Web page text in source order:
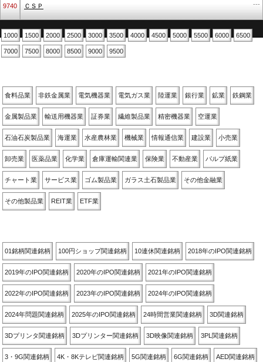
9740 ＣＳＰ
---
1000 1500 2000 2500 3000 3500 4000 4500 5000 5500 6000 6500
7000 7500 8000 8500 9000 9500
食料品業 非鉄金属業 電気機器業 電気ガス業 陸運業 銀行業 鉱業 鉄鋼業
金属製品業 輸送用機器業 証券業 繊維製品業 精密機器業 空運業
石油石炭製品業 海運業 水産農林業 機械業 情報通信業 建設業 小売業
卸売業 医薬品業 化学業 倉庫運輸関連業 保険業 不動産業 パルプ紙業
チャート業 サービス業 ゴム製品業 ガラス土石製品業 その他金融業
その他製品業 REIT業 ETF業
01銘柄関連銘柄 100円ショップ関連銘柄 10連休関連銘柄 2018年のIPO関連銘柄
2019年のIPO関連銘柄 2020年のIPO関連銘柄 2021年のIPO関連銘柄
2022年のIPO関連銘柄 2023年のIPO関連銘柄 2024年のIPO関連銘柄
2024年問題関連銘柄 2025年のIPO関連銘柄 24時間営業関連銘柄 3D関連銘柄
3Dプリンタ関連銘柄 3Dプリンター関連銘柄 3D映像関連銘柄 3PL関連銘柄
3・9G関連銘柄 4K・8Kテレビ関連銘柄 5G関連銘柄 6G関連銘柄 AED関連銘柄